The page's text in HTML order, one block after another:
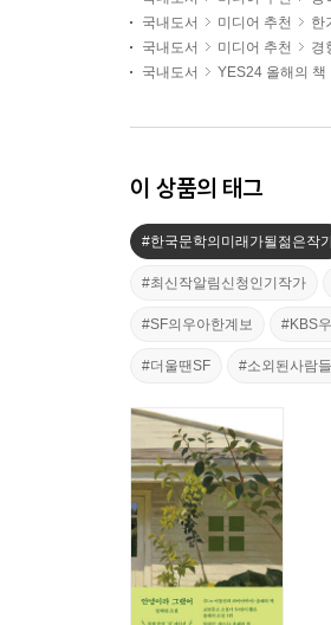
국내도서
미디어 추천
한
국내도서
미디어 추천
경
국내도서
YES24 올해의 책
이 상품의 태그
#한국문학의미래가될젊은작
#최신작알림신청인기작가
#SF의우아한계보 #KBS
#더울땐SF #소외된사람